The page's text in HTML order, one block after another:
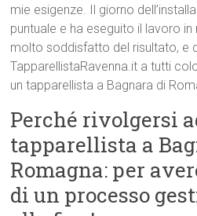
mie esigenze. Il giorno
puntuale e ha eseguito il lavoro
molto soddisfatto del risultato, e
TapparellistaRavenna.it a tutti
un tapparellista a Bagnara di
Perché rivolgersi
tapparellista a
Romagna: per
di un processo